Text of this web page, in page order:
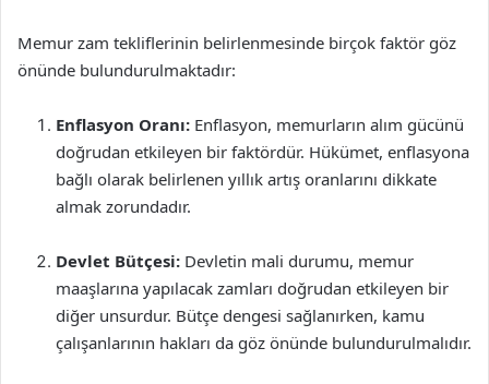
Memur zam tekliflerinin belirlenmesinde birçok faktör göz
önünde bulundurulmaktadır:
Enflasyon Oranı: Enflasyon, memurların alım gücünü
doğrudan etkileyen bir faktördür. Hükümet, enflasyona
bağlı olarak belirlenen yıllık artış oranlarını dikkate
almak zorundadır.
Devlet Bütçesi: Devletin mali durumu, memur
maaşlarına yapılacak zamları doğrudan etkileyen bir
diğer unsurdur. Bütçe dengesi sağlanırken, kamu
çalışanlarının hakları da göz önünde bulundurulmalıdır.